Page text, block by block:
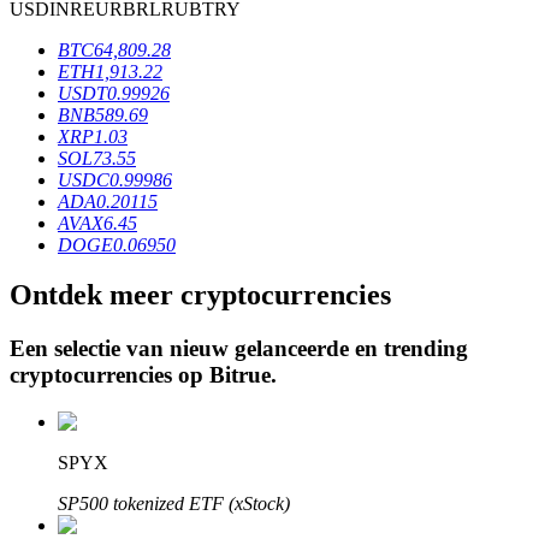
BTR-vergrendelingen
Exclusieve beleggingen voor BTR-houders
Leningen
USDINREURBRLRUBTRY
BTC64,809.28
ETH1,913.22
USDT0.99926
BNB589.69
XRP1.03
SOL73.55
USDC0.99986
ADA0.20115
AVAX6.45
DOGE0.06950
Ontdek meer cryptocurrencies
Een selectie van nieuw gelanceerde en trending
cryptocurrencies op Bitrue.
SPYX
SP500 tokenized ETF (xStock)